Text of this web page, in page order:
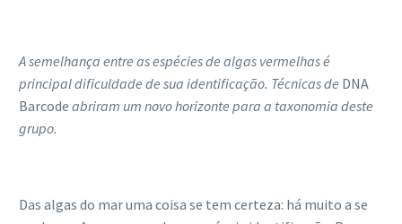
A semelhança entre as espécies de algas vermelhas é
principal dificuldade de sua identificação. Técnicas de DNA
Barcode abriram um novo horizonte para a taxonomia deste
grupo.
Das algas do mar uma coisa se tem certeza: há muito a se